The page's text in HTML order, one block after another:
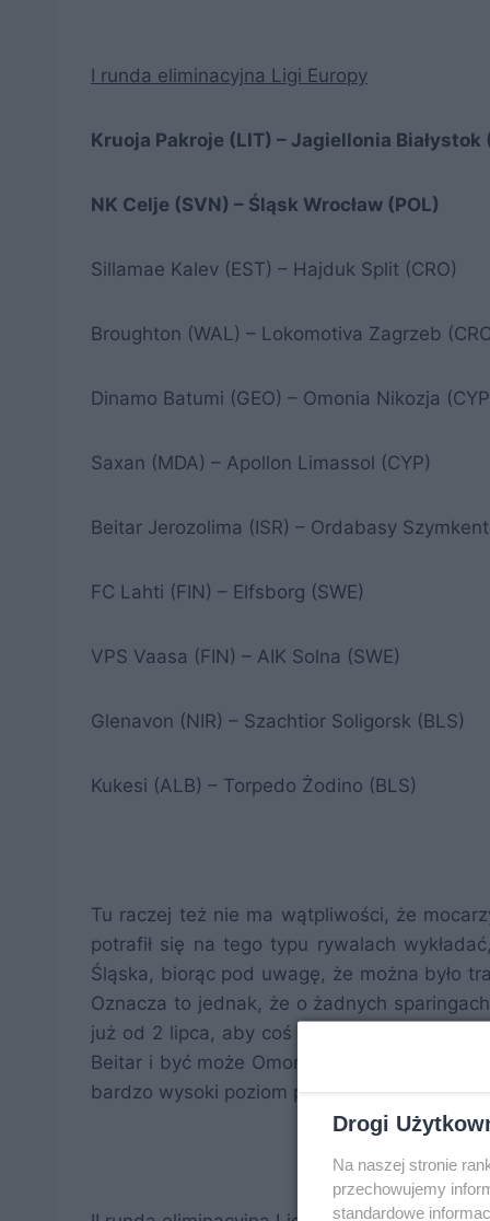
I runda eliminacyjna Ligi Europy
Kruoja Pakroje (LIT) – Jagiellonia Białystok
NK Celje (SVN) – Śląsk Wrocław (POL)
Sillamae Kalev (EST) – Hajduk Split (CRO)
Broughton (WAL) – Lokomotiva Zagrzeb
Dinamo Batumi (GEO) – Omonia Nikozja
Saxan (MDA) – Apollon Limassol (CYP)
Beitar Jerozolima (ISR) – Ordabasy
FC Lahti (FIN) – Elfsborg (SWE)
VPS Vaasa (FIN) – AIK Solna (SWE)
Glenavon (NIR) – Szachtior Soligorsk (BLS)
Kukesi (ALB) – Torpedo Żodino (BLS)
Tu raczej też nie ma wątpliwości, że
potrafił się na tego typu rywalach
Śląska, biorąc pod uwagę, że można było
Oznacza to jednak, że o żadnych
już od 2 lipca, aby coś w pucharach
Beitar i być może Omonia są w stanie się
bardzo wysoki poziom przeciwników.
Drogi
Na naszej stronie
przechowujemy
standardowe